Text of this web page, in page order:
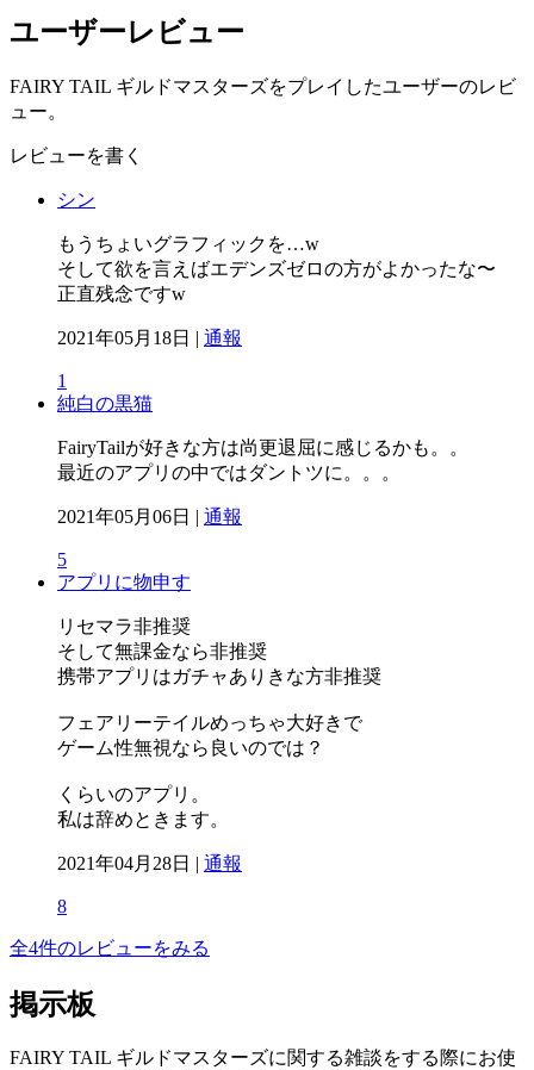
ユーザーレビュー
FAIRY TAIL ギルドマスターズをプレイしたユーザーのレビ
ュー。
レビューを書く
シン
もうちょいグラフィックを…w
そして欲を言えばエデンズゼロの方がよかったな〜
正直残念ですw
2021年05月18日 | 通報
1
純白の黒猫
FairyTailが好きな方は尚更退屈に感じるかも。。
最近のアプリの中ではダントツに。。。
2021年05月06日 | 通報
5
アプリに物申す
リセマラ非推奨
そして無課金なら非推奨
携帯アプリはガチャありきな方非推奨
フェアリーテイルめっちゃ大好きで
ゲーム性無視なら良いのでは？
くらいのアプリ。
私は辞めときます。
2021年04月28日 | 通報
8
全4件のレビューをみる
掲示板
FAIRY TAIL ギルドマスターズに関する雑談をする際にお使